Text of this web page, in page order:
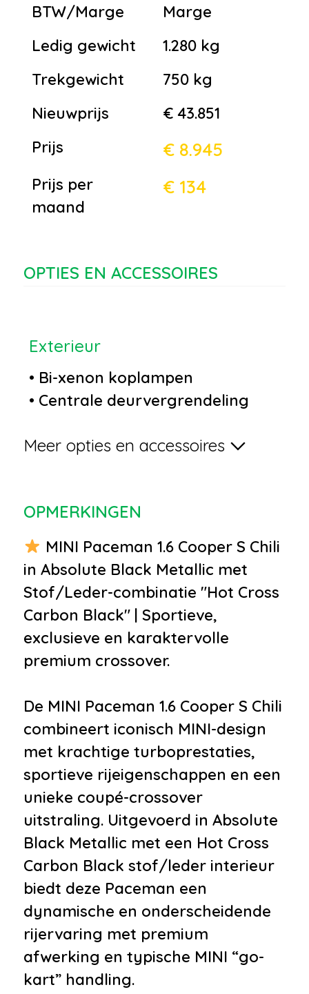
BTW/Marge
Marge
Ledig gewicht
1.280 kg
Trekgewicht
750 kg
Nieuwprijs
€ 43.851
Prijs
€ 8.945
Prijs per
maand
€ 134
OPTIES EN ACCESSOIRES
Exterieur
• Bi-xenon koplampen
• Centrale deurvergrendeling
•Chroom delen exterieur
•Lichtmetalen velgen 18"
• Metaalkleur
• Parkeersensor achter
•Sportonderstel
• Voor-en achterspoiler
Achterspoiler
Buitenspiegels elektrisch
•
Bumpers in carrosseriekleur
Dimlichten automatisch
Getint glas
Koplampreiniging
• Mistlampen voor
•Uitlaat sierstuk
•Xenon verlichting
Infotainment
•Audio installatie
•Harman Kardon sound system
•Navigatiesysteem full map
•Radio cd speler
•Stuurwiel multifunctioneel
Meer opties en accessoires
OPMERKINGEN
MINI Paceman 1.6 Cooper S Chili
in Absolute Black Metallic met
Stof/Leder-combinatie "Hot Cross
Carbon Black" | Sportieve,
exclusieve en karaktervolle
premium crossover.
De MINI Paceman 1.6 Cooper S Chili
combineert iconisch MINI-design
met krachtige turboprestaties,
sportieve rijeigenschappen en een
unieke coupé-crossover
uitstraling. Uitgevoerd in Absolute
Black Metallic met een Hot Cross
Carbon Black stof/leder interieur
biedt deze Paceman een
dynamische en onderscheidende
rijervaring met premium
afwerking en typische MINI “go-
kart” handling.